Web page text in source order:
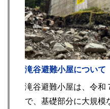
滝谷避難小屋について
滝谷避難小屋は、令和
で、基礎部分に大規模